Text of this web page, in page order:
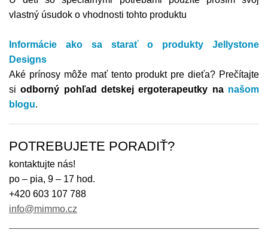
vlastný úsudok o vhodnosti tohto produktu
Informácie ako sa starať o produkty Jellystone
Designs
Aké prínosy môže mať tento produkt pre dieťa? Prečítajte
siodborný pohľad detskej ergoterapeutky na našom
blogu.
POTREBUJETE PORADIŤ?
kontaktujte nás!
po – pia, 9 – 17 hod.
+420 603 107 788
info@mimmo.cz